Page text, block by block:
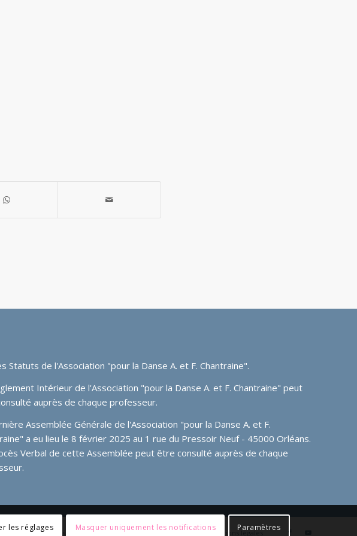
Statuts de l'Association "pour la Danse A. et F. Chantraine".
Intérieur de l'Association "pour la Danse A. et F. Chantraine" peut
auprès de chaque professeur.
Assemblée Générale de l'Association "pour la Danse A. et F.
a eu lieu le 8 février 2025 au 1 rue du Pressoir Neuf - 45000 Orléans.
Verbal de cette Assemblée peut être consulté auprès de chaque
Liens Messagerie Tuto admin Member login Mentions légales
les réglages Masquer uniquement les notifications Paramètres